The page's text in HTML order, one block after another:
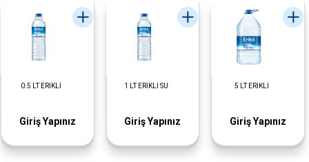
0.5 LT ERİKLİ
Giriş Yapınız
1 LT ERİKLİ SU
Giriş Yapınız
5 LT ERİKLİ
Giriş Yapınız